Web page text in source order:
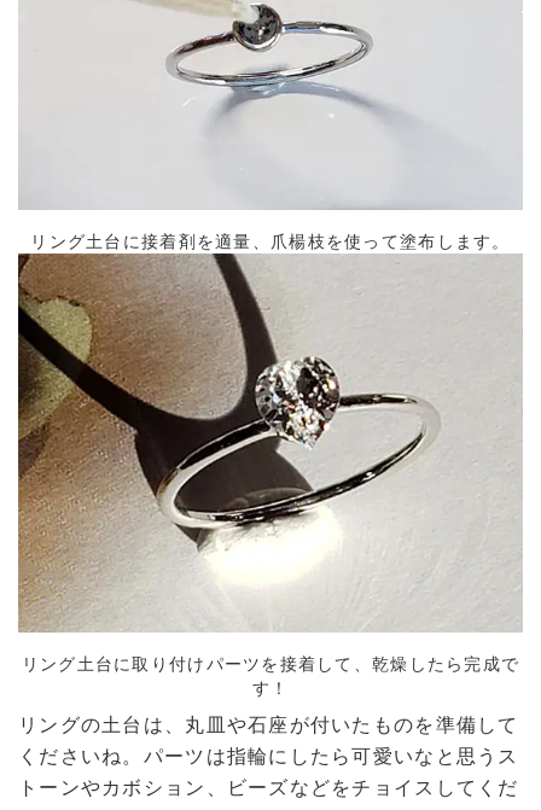
リング土台に接着剤を適量、爪楊枝を使って塗布します。
リング土台に取り付けパーツを接着して、乾燥したら完成で
す！
リングの土台は、丸皿や石座が付いたものを準備して
くださいね。パーツは指輪にしたら可愛いなと思うス
トーンやカボション、ビーズなどをチョイスしてくだ